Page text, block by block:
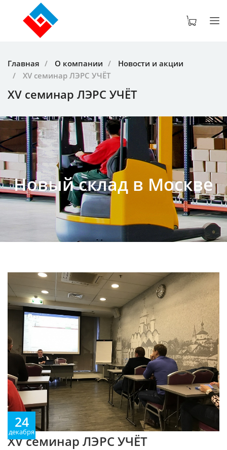
Главная О компании
Новости и акции
XV cеминар ЛЭРС УЧЁТ
XV cеминар ЛЭРС УЧЁТ
Новый склад в Москве
24
декабря
XV cеминар ЛЭРС УЧЁТ